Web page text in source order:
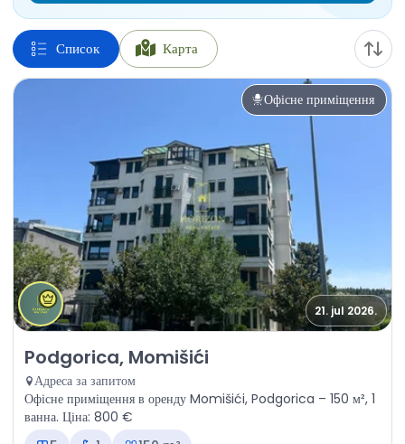
Список Карта
Офісне приміщення
21. jul 2026.
Оренда - Офісне приміщення Podgorica, Momišići
Podgorica, Momišići
Адреса за запитом
Офісне приміщення в оренду Momišići, Podgorica – 150 м², 1
ванна. Ціна: 800 €